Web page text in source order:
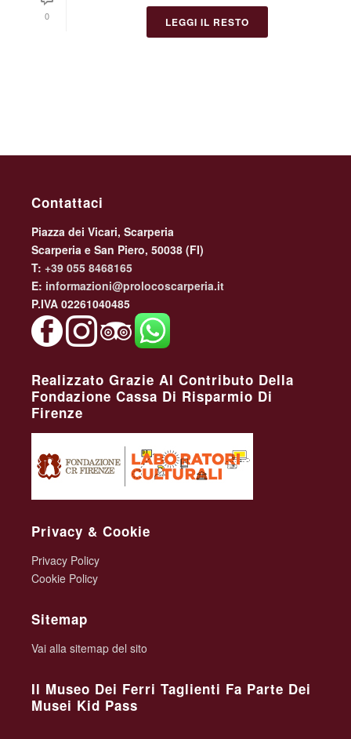
0 LEGGI IL RESTO
Contattaci
Piazza dei Vicari, Scarperia
Scarperia e San Piero, 50038 (FI)
T:+39 055 8468165
E: informazioni@prolocoscarperia.it
P.IVA 02261040485
Realizzato Grazie Al Contributo Della
Fondazione Cassa Di Risparmio Di
Firenze
Privacy & Cookie
Privacy Policy
Cookie Policy
Sitemap
Vai alla sitemap del sito
Il Museo Dei Ferri Taglienti Fa Parte Dei
Musei Kid Pass